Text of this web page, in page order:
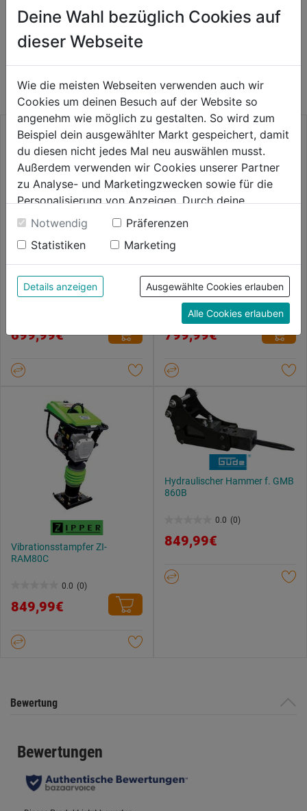
WEITERE PRODUKTE AUS DIESER
Scherenhubwagen
SHW200LIFT
von
Sternen.
699,99€
Anhänger-Rangierwagen ZI-
ARW2000
0.0 (0)
von
Sternen.
799,99€
Vibrationsstampfer ZI-
RAM80C
0.0 (0)
von
Sternen.
849,99€
Hydraulischer Hammer f. GMB
860B
0.0 (0)
von
Sternen.
849,99€
Bewertung
Deine Wahl bezüglich Cookies auf
dieser Webseite
Wie die meisten Webseiten verwenden auch wir
Cookies um deinen Besuch auf der Website so
angenehm wie möglich zu gestalten. So wird zum
Beispiel dein ausgewählter Markt gespeichert, damit
du diesen nicht jedes Mal neu auswählen musst.
Außerdem verwenden wir Cookies unserer Partner
zu Analyse- und Marketingzwecken sowie für die
Personalisierung von Anzeigen. Durch deine
Einwilligung werden die Daten von Drittanbieter,
unter anderem auch in den USA, verarbeitet.
Durch Klick auf "Alle Cookies erlauben" stimmst du
der Verwendung aller Cookies zu. Unter "Details
anzeigen" findest du alle Infos zu den
unterschiedlichen Cookies, unter "Cookies
Konfigurieren" kannst du auswählen, welche Cookies
du zulassen möchtest und welche nicht.
Datenschutzerklärung.
Notwendig
Präferenzen
Statistiken
Marketing
Details anzeigen Ausgewählte Cookies erlauben
Alle Cookies erlauben